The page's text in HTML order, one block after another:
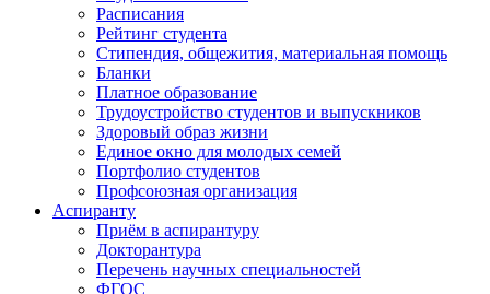
Расписания
Рейтинг студента
Стипендия, общежития, материальная помощь
Бланки
Платное образование
Трудоустройство студентов и выпускников
Здоровый образ жизни
Единое окно для молодых семей
Портфолио студентов
Профсоюзная организация
Аспиранту
Приём в аспирантуру
Докторантура
Перечень научных специальностей
ФГОС